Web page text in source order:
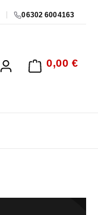
06302 6004163
0,00 €
WARENKORB